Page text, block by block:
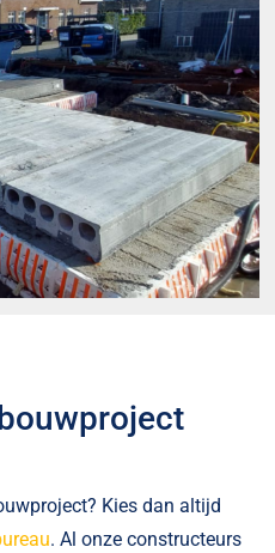
Kies dan altijd
. Al onze constructeurs